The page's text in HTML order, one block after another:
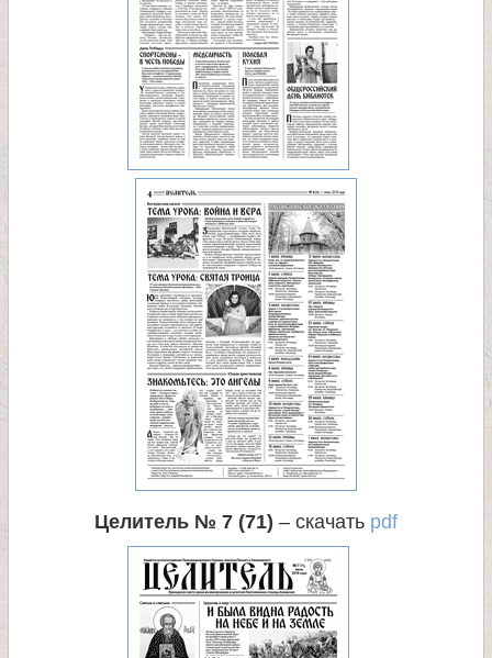
Целитель № 7 (71) – скачать pdf